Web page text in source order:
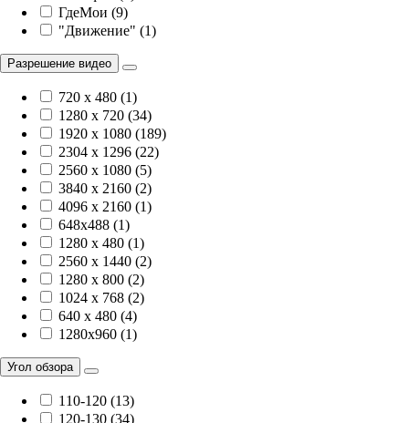
ГдеМои (9)
"Движение" (1)
Разрешение видео
720 x 480 (1)
1280 x 720 (34)
1920 х 1080 (189)
2304 x 1296 (22)
2560 x 1080 (5)
3840 х 2160 (2)
4096 х 2160 (1)
648x488 (1)
1280 x 480 (1)
2560 x 1440 (2)
1280 x 800 (2)
1024 x 768 (2)
640 x 480 (4)
1280x960 (1)
Угол обзора
110-120 (13)
120-130 (34)